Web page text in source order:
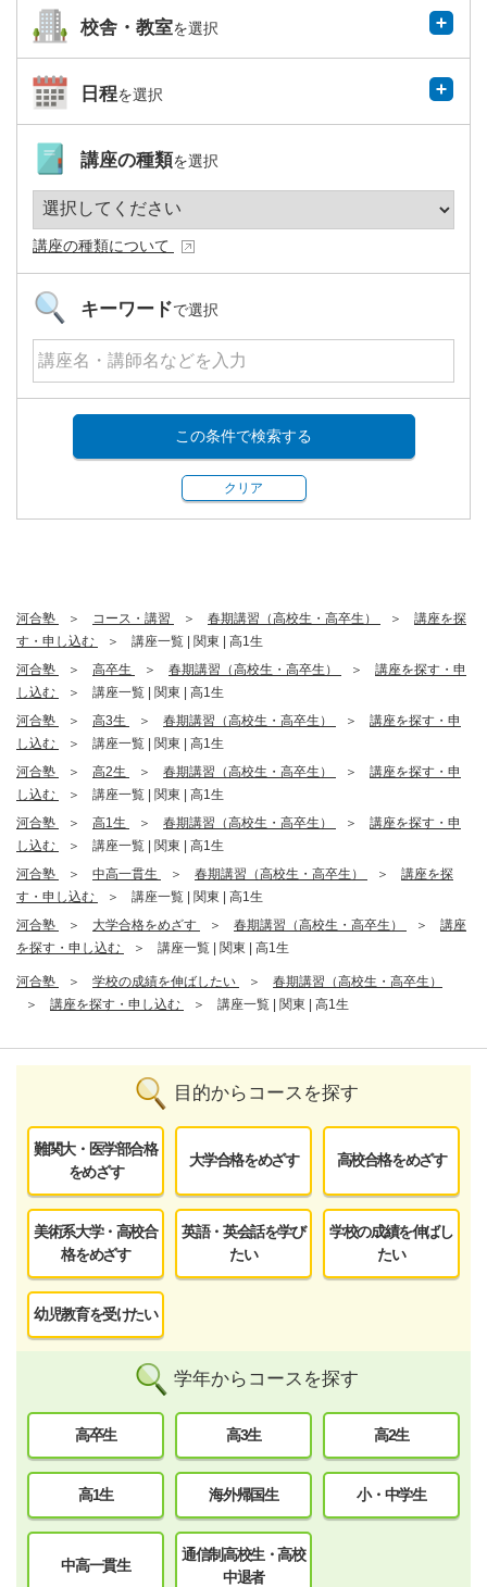
校舎・教室を選択
日程を選択
講座の種類を選択
講座の種類について
キーワードで選択
この条件で検索する
クリア
河合塾 コース・講習 春期講習（高校生・高卒生）
講座を探
す・申し込む
講座一覧 | 関東 | 高1生
河合塾
高卒生 春期講習（高校生・高卒生）
講座を探す・申
し込む
講座一覧 | 関東 | 高1生
河合塾
高3生 春期講習（高校生・高卒生）
講座を探す・申
し込む
講座一覧 | 関東 | 高1生
河合塾
高2生 春期講習（高校生・高卒生）
講座を探す・申
し込む
講座一覧 | 関東 | 高1生
河合塾
高1生 春期講習（高校生・高卒生）
講座を探す・申
し込む
講座一覧 | 関東 | 高1生
河合塾
中高一貫生 春期講習（高校生・高卒生）
講座を探
す・申し込む
講座一覧 | 関東 | 高1生
河合塾
大学合格をめざす 春期講習（高校生・高卒生）
講座
を探す・申し込む
講座一覧 | 関東 | 高1生
河合塾 学校の成績を伸ばしたい
春期講習（高校生・高卒生）
講座を探す・申し込む
講座一覧 | 関東 | 高1生
目的からコースを探す
難関大・医学部合格
をめざす
大学合格をめざす 高校合格をめざす
美術系大学・高校合
格をめざす
英語・英会話を学び
たい
学校の成績を伸ばし
たい
幼児教育を受けたい
学年からコースを探す
高卒生 高3生 高2生
高1生 海外帰国生 小・中学生
中高一貫生
通信制高校生・高校
中退者